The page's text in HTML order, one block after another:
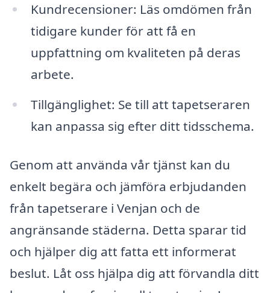
Kundrecensioner: Läs omdömen från
tidigare kunder för att få en
uppfattning om kvaliteten på deras
arbete.
Tillgänglighet: Se till att tapetseraren
kan anpassa sig efter ditt tidsschema.
Genom att använda vår tjänst kan du
enkelt begära och jämföra erbjudanden
från tapetserare i Venjan och de
angränsande städerna. Detta sparar tid
och hjälper dig att fatta ett informerat
beslut. Låt oss hjälpa dig att förvandla ditt